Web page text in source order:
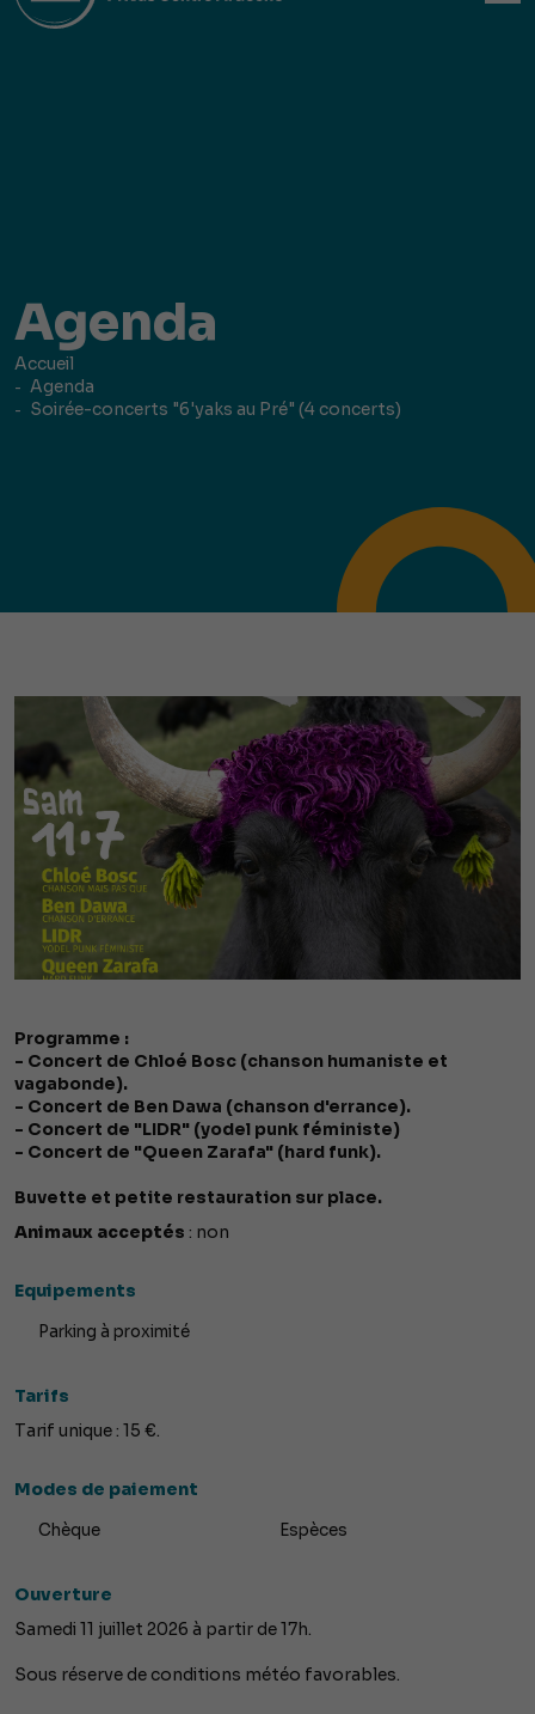
Agenda
Accueil
Agenda
Soirée-concerts "6'yaks au Pré" (4 concerts)
Programme :
- Concert de Chloé Bosc (chanson humaniste et
vagabonde).
- Concert de Ben Dawa (chanson d'errance).
- Concert de "LIDR" (yodel punk féministe)
- Concert de "Queen Zarafa" (hard funk).
Buvette et petite restauration sur place.
Animaux acceptés : non
Equipements
Parking à proximité
Tarifs
Tarif unique : 15 €.
Modes de paiement
Chèque Espèces
Ouverture
Samedi 11 juillet 2026 à partir de 17h.
Sous réserve de conditions météo favorables.